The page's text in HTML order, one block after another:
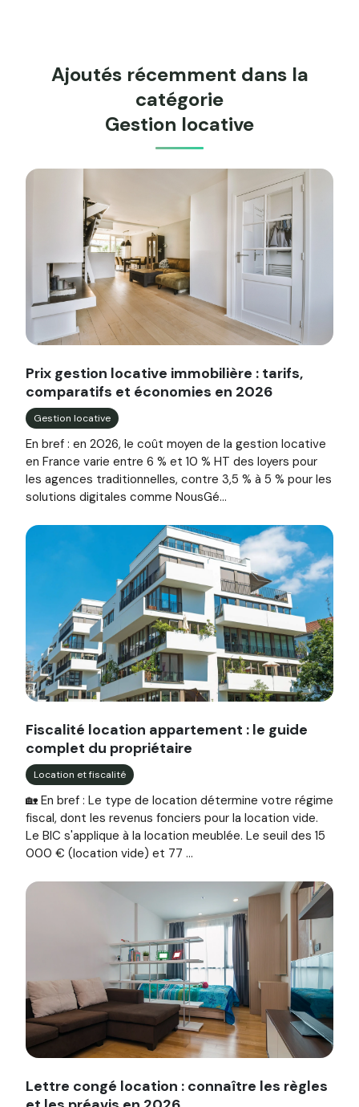
Ajoutés récemment dans la
catégorie
Gestion locative
Image illustrant l'article "Prix gestion locative
Prix gestion locative immobilière : tarifs,
comparatifs et économies en 2026
Gestion locative
En bref : en 2026, le coût moyen de la gestion locative
en France varie entre 6 % et 10 % HT des loyers pour
les agences traditionnelles, contre 3,5 % à 5 % pour les
solutions digitales comme NousGé...
Image illustrant l'article "Fiscalité location appartement
Fiscalité location appartement : le guide
complet du propriétaire
Location et fiscalité
🏡 En bref : Le type de location détermine votre régime
fiscal, dont les revenus fonciers pour la location vide.
Le BIC s'applique à la location meublée. Le seuil des 15
000 € (location vide) et 77 ...
Image illustrant l'article "Lettre congé location :
Lettre congé location : connaître les règles